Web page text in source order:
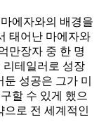
에자와의 배경을
태어난 마에자와
만장자 중 한 명
리테일러로 성장
성공은 그가 미
할 수 있게 했으
으로 전 세계적인